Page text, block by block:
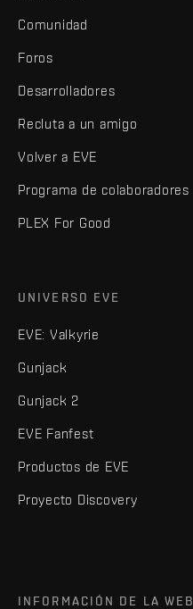
Comunidad
Foros
Desarrolladores
Recluta a un amigo
Volver a EVE
Programa de colaboradores
PLEX For Good
UNIVERSO EVE
EVE: Valkyrie
Gunjack
Gunjack 2
EVE Fanfest
Productos de EVE
Proyecto Discovery
INFORMACIÓN DE LA WEB